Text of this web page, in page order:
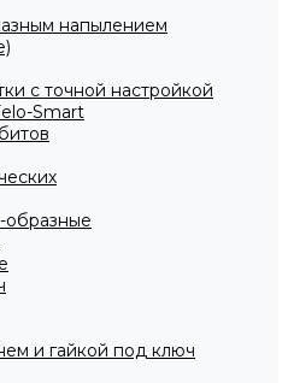
напылением
с точной настройкой
Smart
образные
и гайкой под ключ